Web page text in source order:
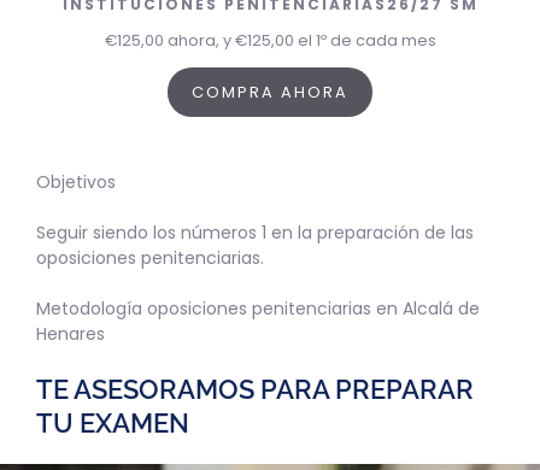
INSTITUCIONES PENITENCIARIAS26/27 SM
€125,00 ahora, y€125,00 el 1º de cada mes
COMPRA AHORA
Objetivos
Seguir siendo los números 1 en la preparación de las
oposiciones penitenciarias.
Metodología oposiciones penitenciarias en Alcalá de
Henares
TE ASESORAMOS PARA PREPARAR
TU EXAMEN